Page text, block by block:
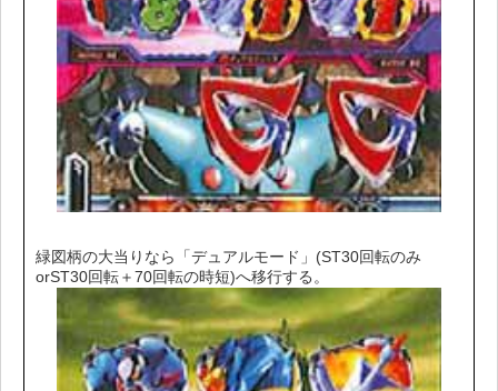
緑図柄の大当りなら「デュアルモード」(ST30回転のみ
orST30回転＋70回転の時短)へ移行する。